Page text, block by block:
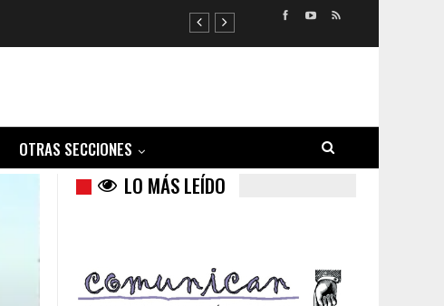
OTRAS SECCIONES
LO MÁS LEÍDO